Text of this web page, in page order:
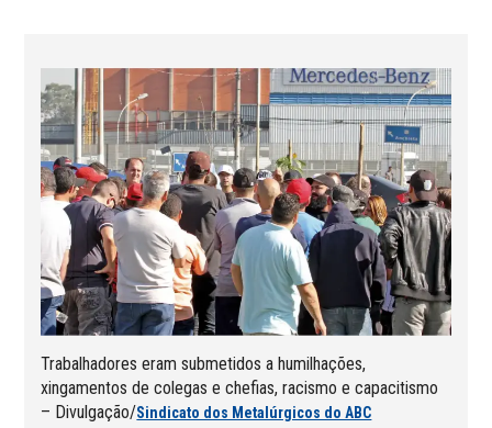
Trabalhadores eram submetidos a humilhações,
xingamentos de colegas e chefias, racismo e capacitismo
– Divulgação/Sindicato dos Metalúrgicos do ABC